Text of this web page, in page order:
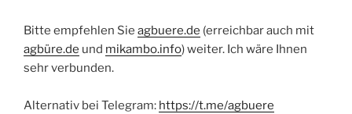
Bitte empfehlen Sie agbuere.de (erreichbar auch mit
agbüre.de und mikambo.info) weiter. Ich wäre Ihnen
sehr verbunden.
Alternativ bei Telegram: https://t.me/agbuere